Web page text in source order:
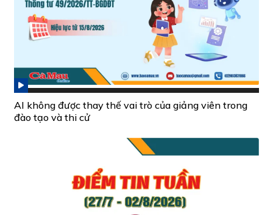
AI không được thay thế vai trò của giảng viên trong
đào tạo và thi cử